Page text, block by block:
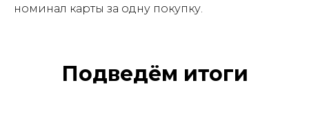
номинал карты за одну покупку.
Подведём итоги